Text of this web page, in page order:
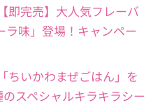
即完売】大人気フレーバ
ラ味」登場！キャンペー
ちいかわまぜごはん」を
スペシャルキラキラシー